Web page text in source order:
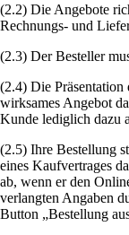
(2.2) Die Angebote
Rechnungs- und
(2.3) Der Besteller
(2.4) Die
wirksames Angebot
Kunde lediglich dazu
(2.5) Ihre Bestellung
eines Kaufvertrages
ab, wenn er den
verlangten Angaben
Button „Bestellung